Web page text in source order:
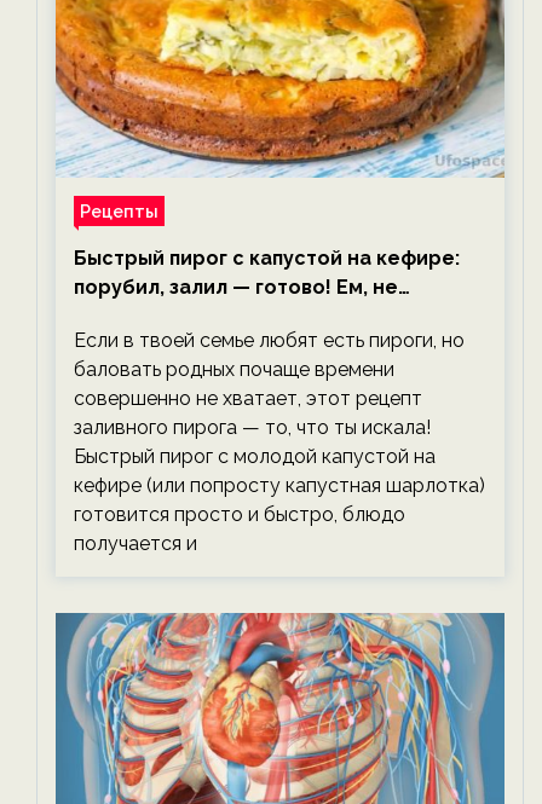
Рецепты
Быстрый пирог с капустой на кефире:
порубил, залил — готово! Ем, не
Если в твоей семье любят есть пироги, но
баловать родных почаще времени
совершенно не хватает, этот рецепт
заливного пирога — то, что ты искала!
Быстрый пирог с молодой капустой на
кефире (или попросту капустная шарлотка)
готовится просто и быстро, блюдо
получается и